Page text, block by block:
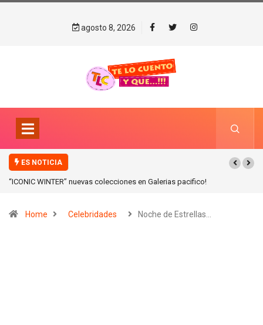
agosto 8, 2026
ES NOTICIA
“ICONIC WINTER” nuevas colecciones en Galerias pacifico!
Home Celebridades Noche de Estrellas…